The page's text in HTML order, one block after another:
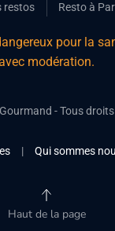
restos Resto à
pour la
modération.
- Tous droits
| Qui sommes
Haut de la page